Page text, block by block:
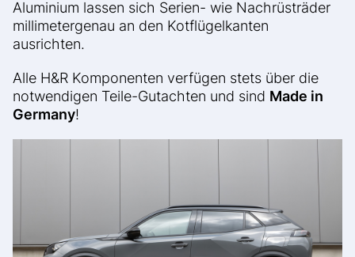
Aluminium lassen sich Serien- wie Nachrüsträder
millimetergenau an den Kotflügelkanten
ausrichten.
Alle H&R Komponenten verfügen stets über die
notwendigen Teile-Gutachten und sind Made in
Germany!